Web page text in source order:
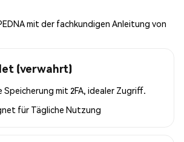
mit der fachkundigen Anleitung von
(verwahrt)
Speicherung mit 2FA, idealer Zugriff.
für Tägliche Nutzung